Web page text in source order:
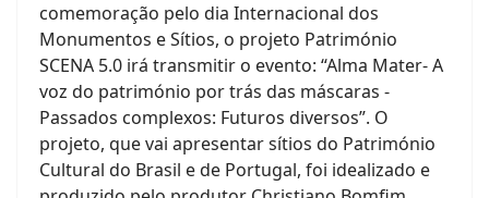
comemoração pelo dia Internacional dos
Monumentos e Sítios, o projeto Património
SCENA 5.0 irá transmitir o evento: “Alma Mater- A
voz do património por trás das máscaras -
Passados complexos: Futuros diversos”. O
projeto, que vai apresentar sítios do Património
Cultural do Brasil e de Portugal, foi idealizado e